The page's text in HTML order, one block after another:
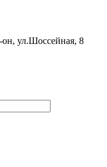
он, ул.Шоссейная, 8